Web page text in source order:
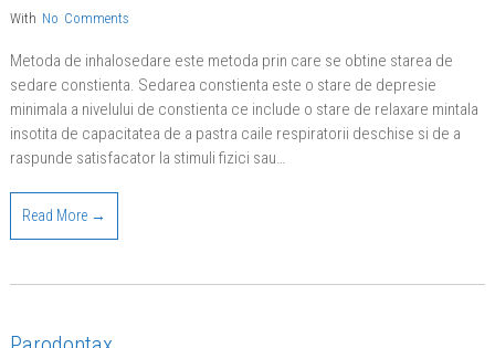
With No Comments
Metoda de inhalosedare este metoda prin care se obtine starea de
sedare constienta. Sedarea constienta este o stare de depresie
minimala a nivelului de constienta ce include o stare de relaxare mintala
insotita de capacitatea de a pastra caile respiratorii deschise si de a
raspunde satisfacator la stimuli fizici sau…
Read More →